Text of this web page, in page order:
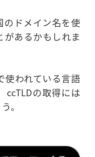
のドメイン名を使
があるかもしれま
使われている言語
ccTLDの取得には
。